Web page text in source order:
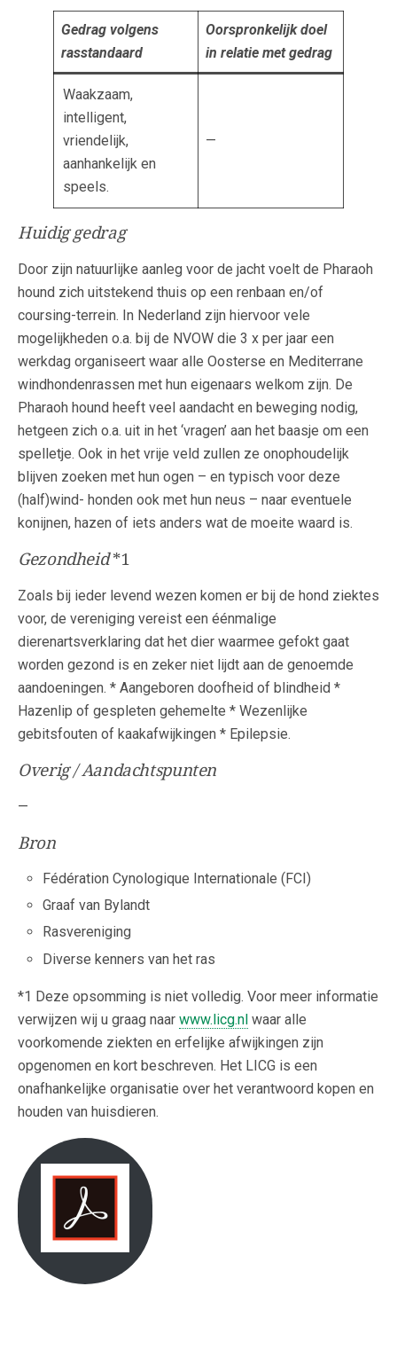
Gedrag volgens
rasstandaard
Oorspronkelijk doel
in relatie met gedrag
Waakzaam,
intelligent,
vriendelijk,
aanhankelijk en
speels.
—
Huidig gedrag
Door zijn natuurlijke aanleg voor de jacht voelt de Pharaoh
hound zich uitstekend thuis op een renbaan en/of
coursing-terrein. In Nederland zijn hiervoor vele
mogelijkheden o.a. bij de NVOW die 3 x per jaar een
werkdag organiseert waar alle Oosterse en Mediterrane
windhondenrassen met hun eigenaars welkom zijn. De
Pharaoh hound heeft veel aandacht en beweging nodig,
hetgeen zich o.a. uit in het ‘vragen’ aan het baasje om een
spelletje. Ook in het vrije veld zullen ze onophoudelijk
blijven zoeken met hun ogen – en typisch voor deze
(half)wind- honden ook met hun neus – naar eventuele
konijnen, hazen of iets anders wat de moeite waard is.
Gezondheid*1
Zoals bij ieder levend wezen komen er bij de hond ziektes
voor, de vereniging vereist een éénmalige
dierenartsverklaring dat het dier waarmee gefokt gaat
worden gezond is en zeker niet lijdt aan de genoemde
aandoeningen. * Aangeboren doofheid of blindheid *
Hazenlip of gespleten gehemelte * Wezenlijke
gebitsfouten of kaakafwijkingen * Epilepsie.
Overig / Aandachtspunten
—
Bron
Fédération Cynologique Internationale (FCI)
Graaf van Bylandt
Rasvereniging
Diverse kenners van het ras
*1 Deze opsomming is niet volledig. Voor meer informatie
verwijzen wij u graag naar www.licg.nl waar alle
voorkomende ziekten en erfelijke afwijkingen zijn
opgenomen en kort beschreven. Het LICG is een
onafhankelijke organisatie over het verantwoord kopen en
houden van huisdieren.